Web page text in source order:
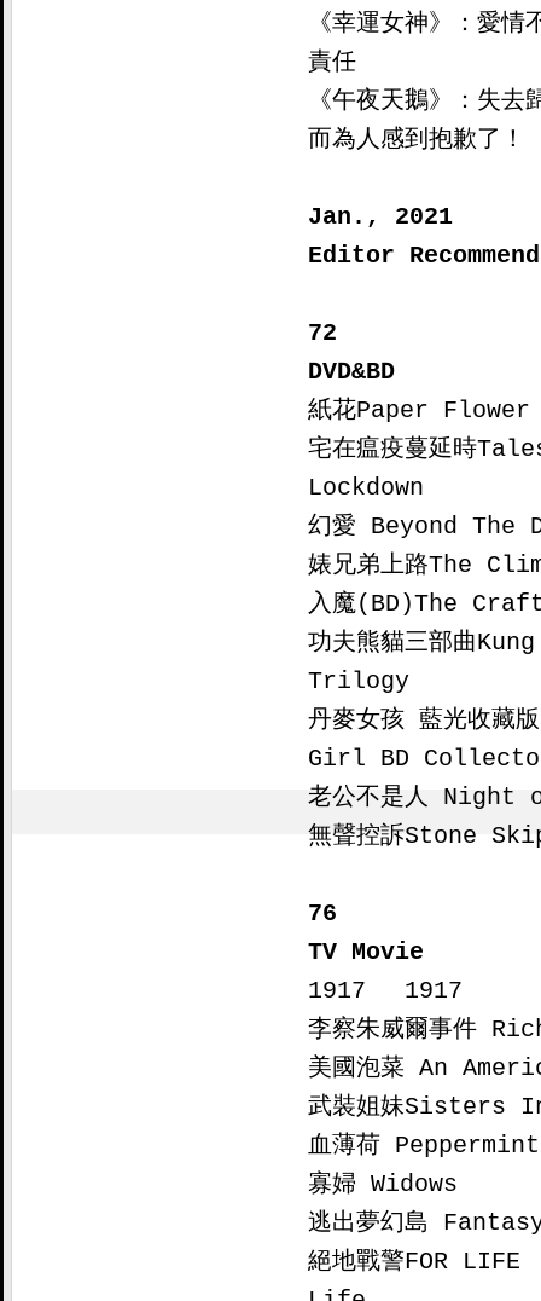
《幸運女神》：愛
責任
《午夜天鵝》：失
而為人感到抱歉了！
Jan., 2021
Editor Recommend
72
DVD&BD
紙花Paper Flower
宅在瘟疫蔓延時
Lockdown
幻愛 Beyond The
婊兄弟上路The
入魔(BD)The
功夫熊貓三部曲
Trilogy
丹麥女孩 藍光收
Girl BD
老公不是人 Night
無聲控訴Stone
76
TV Movie
1917 　1917
李察朱威爾事件
美國泡菜 An
武裝姐妹Sisters
血薄荷 Peppermint
寡婦 Widows
逃出夢幻島
絕地戰警FOR